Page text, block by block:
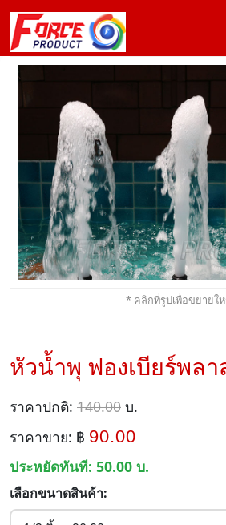
* คลิกที่รูปเพื่อขยายใ
หัวน้ำพุ ฟองเบียร์พล
ราคาปกติ: 140.00 บ.
ราคาขาย: ฿ 90.00
ประหยัดทันที: 50.00 บ.
เลือกขนาดสินค้า: